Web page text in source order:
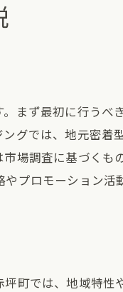
まず最初に行うべ
グでは、地元密着
場調査に基づくも
プロモーション活
町では、地域特性